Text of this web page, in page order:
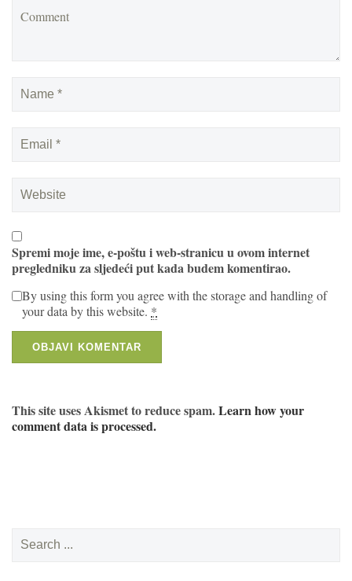
Spremi moje ime, e-poštu i web-stranicu u ovom internet
pregledniku za sljedeći put kada budem komentirao.
By using this form you agree with the storage and handling of
your data by this website. *
This site uses Akismet to reduce spam.Learn how your
comment data is processed.
Search
for: